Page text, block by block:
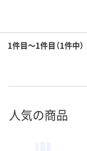
1件目～1件目（1件中）
人気の商品